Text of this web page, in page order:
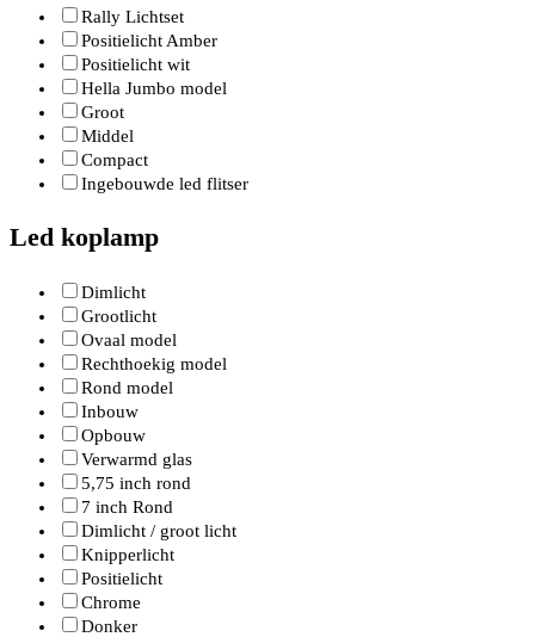
Rally Lichtset
Positielicht Amber
Positielicht wit
Hella Jumbo model
Groot
Middel
Compact
Ingebouwde led flitser
Led koplamp
Dimlicht
Grootlicht
Ovaal model
Rechthoekig model
Rond model
Inbouw
Opbouw
Verwarmd glas
5,75 inch rond
7 inch Rond
Dimlicht / groot licht
Knipperlicht
Positielicht
Chrome
Donker